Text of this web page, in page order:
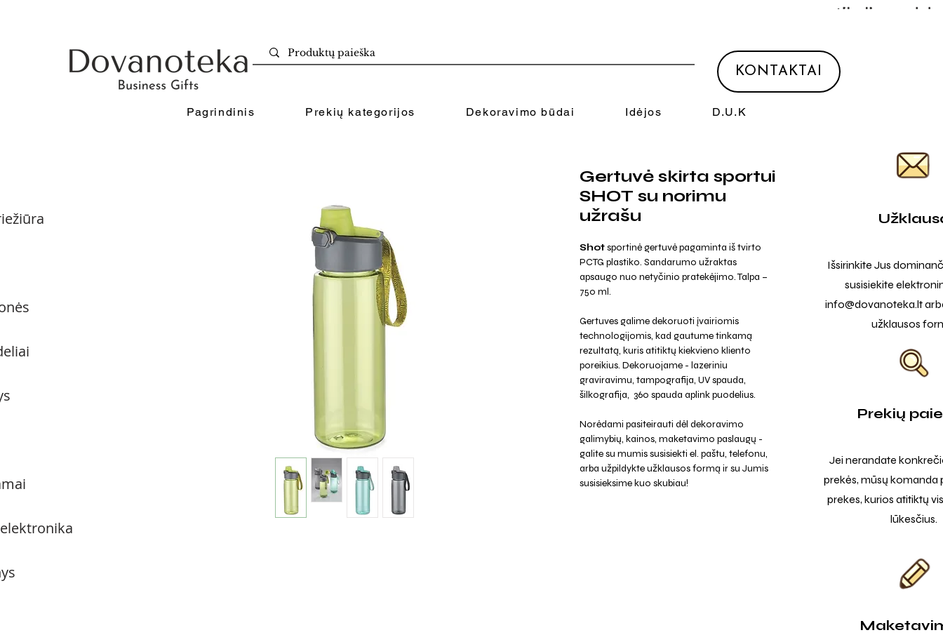
Pagrindinis Prekių kategorijos Dekoravimo būdai Idėjos D.U.K
KONTAKTAI
Gertuvė skirta sportui
SHOT su norimu
užrašu
Shotsportinė gertuvė pagaminta iš tvirto
PCTG plastiko. Sandarumo užraktas
apsaugo nuo netyčinio pratekėjimo. Talpa –
750 ml.
Gertuves galime dekoruoti įvairiomis
technologijomis, kad gautume tinkamą
rezultatą, kuris atitiktų kiekvieno kliento
poreikius. Dekoruojame - lazeriniu
graviravimu, tampografija, UV spauda,
šilkografija, 360 spauda aplink puodelius.
Norėdami pasiteirauti dėl dekoravimo
galimybių, kainos, maketavimo paslaugų -
galite su mumis susisiekti el. paštu, telefonu,
arba užpildykte užklausos formą ir su Jumis
susisieksime kuo skubiau!
Išsirinkite Jus
susisiekite
info@dovanoteka.lt
užklausos
Prekių
Jei nerandate
prekės, mūsų komanda
prekes, kurios atitiktų
lūkesčius.